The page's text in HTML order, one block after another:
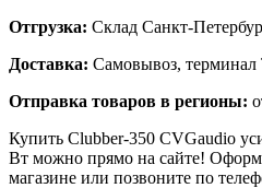
Отгрузка: Склад Санкт-
Доставка: Самовывоз,
Отправка товаров в регионы:
Купить Clubber-350 CVGaudio
Вт можно прямо на сайте!
магазине или позвоните по